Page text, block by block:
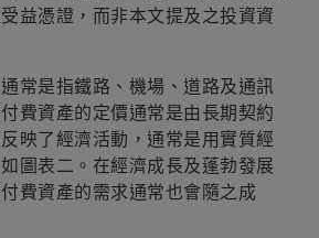
益憑證，而非本文提及之投資資
通常是指鐵路、機場、道路及通訊
費資產的定價通常是由長期契約
映了經濟活動，通常是用實質經
圖表二。在經濟成長及蓬勃發展
費資產的需求通常也會隨之成